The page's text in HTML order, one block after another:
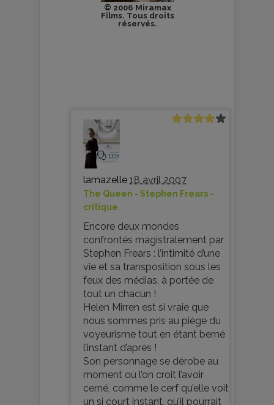
© 2006 Miramax
Films. Tous droits
réservés.
lamazelle 18 avril 2007
The Queen - Stephen Frears -
critique
Encore deux mondes
confrontés magistralement par
Stephen Frears : l’intimité d’une
vie et sa transposition sous les
feux des médias, à portée de
tout un chacun !
Helen Mirren est si vraie que
nous sommes pris au piège du
voyeurisme tout en étant berné
l’instant d’après !
Son personnage se dérobe au
moment où l’on croit l’avoir
cerné, comme le cerf qu’elle voit
un si court instant, qu’il pourrait